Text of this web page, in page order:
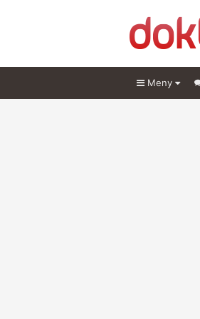
Meny